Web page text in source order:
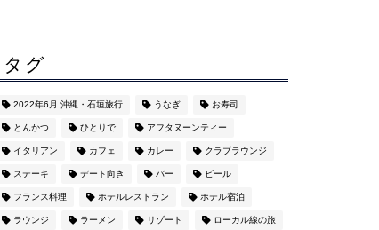
タグ
2022年6月 沖縄・石垣旅行 うなぎ お寿司
とんかつ ひとりで アフタヌーンティー
イタリアン カフェ カレー クラブラウンジ
ステーキ デート向き バー ビール
フランス料理 ホテルレストラン ホテル宿泊
ラウンジ ラーメン リゾート ローカル線の旅